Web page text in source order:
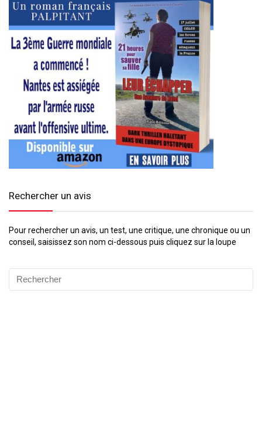
Rechercher un avis
Pour rechercher un avis, un test, une critique, une chronique ou un
conseil, saisissez son nom ci-dessous puis cliquez sur la loupe